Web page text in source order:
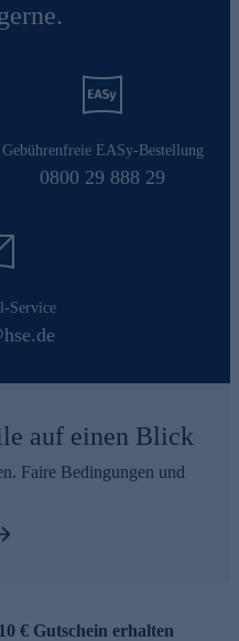
Gebührenfreie EASy-Bestellung
0800 29 888 29
Service
auf einen Blick
Faire Bedingungen und
€ Gutschein erhalten